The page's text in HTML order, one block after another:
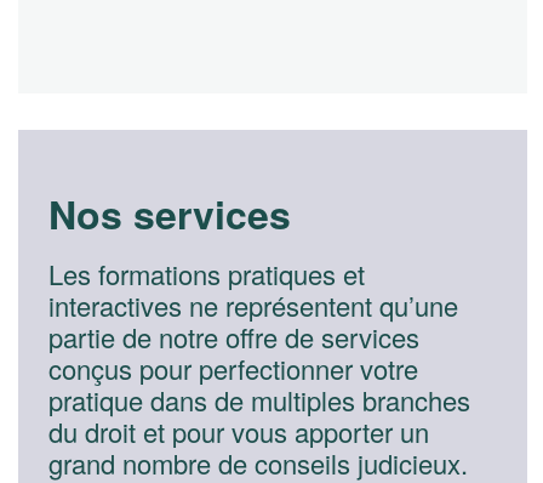
Nos services
Les formations pratiques et
interactives ne représentent qu’une
partie de notre offre de services
conçus pour perfectionner votre
pratique dans de multiples branches
du droit et pour vous apporter un
grand nombre de conseils judicieux.